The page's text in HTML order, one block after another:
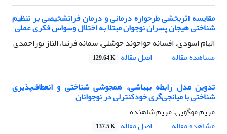
مقایسه اثربخشی طرحواره درمانی و درمان فراتشخیصی بر تنظیم
شناختی هیجان پسران نوجوان مبتلا به اختلال وسواس فکری عملی
الهام اسودی، افسانه خواجوند خوشلی، سمانه فرنیا، الناز پوراحمدی
مشاهده مقاله
اصل مقاله 129.64 K
تدوین مدل رابطه بهباشی، همجوشی شناختی و انعطاف‌پذیری
شناختی با میانجی‌گری خودکنترلی در نوجوانان
مریم موگویی، مریم شاهنده
مشاهده مقاله
اصل مقاله 137.5 K